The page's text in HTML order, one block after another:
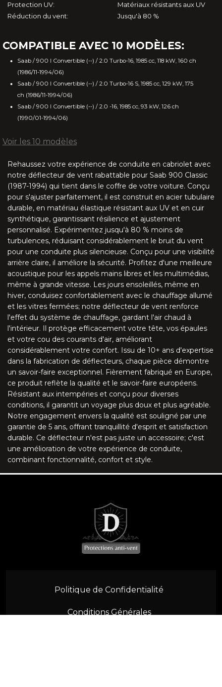
G37 Q60 (2009-2017)
E Type 3 (1971-1975)
XJS 2S (1991-1996)
XJS 4S (1991-1996)
XK (2006-2016)
XK8 (1996-2006)
IS 250C 350C (2006-2015)
SC 430 (2001-2010)
MX5 NA/NB R-style (1989-2005)
MX5 NA/NB V-style (1989-2005)
MX5 NC (2005-2015)
MX5 ND (à partir du 2015)
CLK W208 (1997-2003)
CLK W209 (2003-2010)
E A124 (1991-1997)
E A207 (2010-2017)
SL R107 (1971-1989)
SL R129 (1989-2001)
SLK R171 (2004-2011)
MGB (1962-1980)
MGF/MGTF (1996-2012)
Protection UV:
Matériaux résistants aux UV
Réduction du vent:
Jusqu'à 80 %
COMPATIBLE AVEC 10 MODÈLES:
Saab / 900 I Convertible (--) / 2.0 Turbo-16, 1985 cc, 118 kW, 160 ch
(1986/11-1994/06)
Saab / 900 I Convertible (--) / 2.0 Turbo-16 S, 1985 cc, 129 kW, 175
ch (1986/11-1994/06)
Saab / 900 I Convertible (--) / 2.0 -16, 1985 cc, 93 kW, 126 ch
(1990/01-1994/06)
Voir les 10 modèles
Rehaussez votre expérience de conduite en cabriolet avec
notre déflecteur de vent rabattable pour Saab 900 Classic
(1987-1994) qui tient dans le coffre de votre voiture. Conçu
pour s'ajuster parfaitement, il est construit en acier tubulaire
durable, en matériau élastique résistant aux UV et en cuir
synthétique, garantissant résilience et ajustement
personnalisé. Expérimentez jusqu'à 80 % moins de
turbulences, réduisant considérablement le bruit du vent
pour une conduite plus silencieuse. Conçu pour une visibilité
arrière claire, il améliore la sécurité. Profitez d'une meilleure
acoustique pour les appels mains libres et les multimédias,
même à grande vitesse. Les jours ensoleillés, même en
hiver, conduisez confortablement avec le chauffage allumé
et les vitres fermées; notre déflecteur de vent renforce
l'effet du système de chauffage, gardant l'air chaud à
l'intérieur. Il protège efficacement votre tête, vos épaules
et votre cou des courants d'air, améliorant
considérablement votre confort. Issu de 10+ ans d'expertise
dans la fabrication de déflecteurs, chaque pièce démontre
un savoir-faire exceptionnel. Fièrement fabriqué en Europe,
ce produit reflète la qualité et le savoir-faire européens.
Résistant aux intempéries et conçu pour diverses
conditions, il garantit un voyage plus doux et plus agréable.
Notre engagement envers la qualité est souligné par une
garantie de 5 ans, offrant tranquillité d'esprit et satisfaction
durable. Ce déflecteur n'est pas juste un accessoire; c'est
une amélioration de votre expérience de conduite,
combinant fonctionnalité, confort et style.
Politique de Confidentialité
Conditions Générales